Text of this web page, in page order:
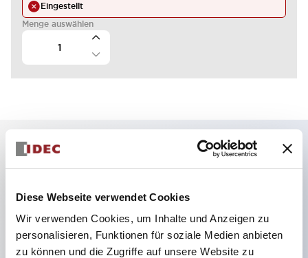
Diese Webseite verwendet Cookies
Wir verwenden Cookies, um Inhalte und Anzeigen zu
personalisieren, Funktionen für soziale Medien anbieten
zu können und die Zugriffe auf unsere Website zu
Eingestellt
Menge auswählen
Hauptmerkmale
Zone 0 / Klasse I Division 1 Standorte
IEC60079 konform
Trockenkontaktschalter mit maximal 0,5&Omega